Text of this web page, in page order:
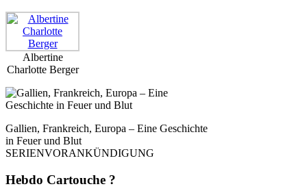
Albertine
Charlotte Berger
Gallien, Frankreich, Europa – Eine Geschichte
in Feuer und Blut
SERIENVORANKÜNDIGUNG
Hebdo Cartouche ?